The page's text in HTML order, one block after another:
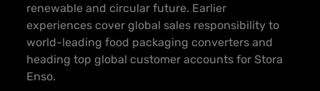
renewable and circular future. Earlier
experiences cover global sales responsibility to
world-leading food packaging converters and
heading top global customer accounts for Stora
Enso.